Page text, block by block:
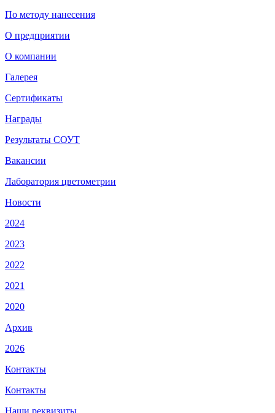
По методу нанесения
О предприятии
О компании
Галерея
Сертификаты
Награды
Результаты СОУТ
Вакансии
Лаборатория цветометрии
Новости
2024
2023
2022
2021
2020
Архив
2026
Контакты
Контакты